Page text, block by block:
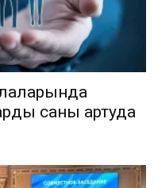
саны артуда